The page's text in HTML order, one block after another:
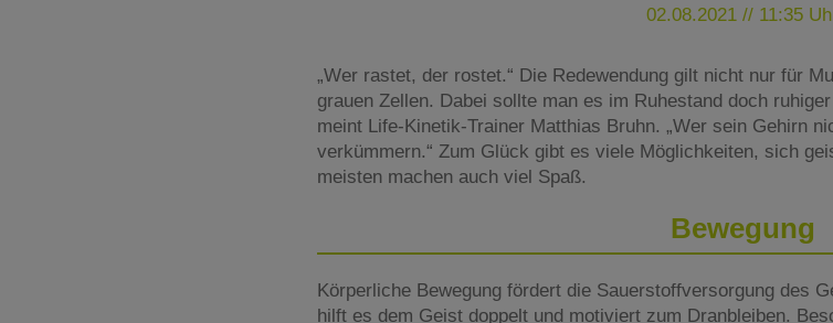
02.08.2021 // 11:35
„Wer rastet, der rostet.“ Die Redewendung gilt nicht nur für
grauen Zellen. Dabei sollte man es im Ruhestand doch
meint Life-Kinetik-Trainer Matthias Bruhn. „Wer sein Gehirn
verkümmern.“ Zum Glück gibt es viele Möglichkeiten, sich
meisten machen auch viel Spaß.
Bewegung
Körperliche Bewegung fördert die Sauerstoffversorgung des
hilft es dem Geist doppelt und motiviert zum Dranbleiben.